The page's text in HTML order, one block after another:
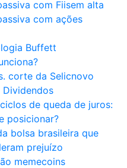
com Fiisem alta
com ações
Buffett
corte da Selicnovo
Dividendos
de queda de juros:
posicionar?
bolsa brasileira que
prejuízo
memecoins